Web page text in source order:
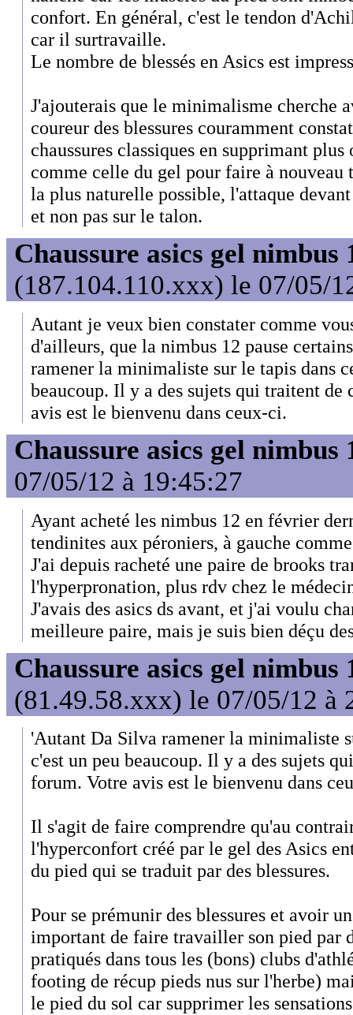
confort. En général, c'est le tendon
car il surtravaille.
Le nombre de blessés en Asics est
J'ajouterais que le minimalisme cherche
coureur des blessures couramment
chaussures classiques en supprimant
comme celle du gel pour faire à
la plus naturelle possible, l'attaque
et non pas sur le talon.
Chaussure asics gel nimbus
(187.104.110.xxx) le 07/05/
Autant je veux bien constater comme
d'ailleurs, que la nimbus 12 pause
ramener la minimaliste sur le tapis dans
beaucoup. Il y a des sujets qui traitent de
avis est le bienvenu dans ceux-ci.
Chaussure asics gel nimbus
07/05/12 à 19:45:27
Ayant acheté les nimbus 12 en février
tendinites aux péroniers, à gauche
J'ai depuis racheté une paire de brooks
l'hyperpronation, plus rdv chez le
J'avais des asics ds avant, et j'ai voulu
meilleure paire, mais je suis bien déçu
Chaussure asics gel nimbus
(81.49.58.xxx) le 07/05/12 à
'Autant Da Silva ramener la minimaliste
c'est un peu beaucoup. Il y a des sujets
forum. Votre avis est le bienvenu dans
Il s'agit de faire comprendre qu'au
l'hyperconfort créé par le gel des Asics
du pied qui se traduit par des blessures.
Pour se prémunir des blessures et avoir
important de faire travailler son pied par
pratiqués dans tous les (bons) clubs
footing de récup pieds nus sur l'herbe)
le pied du sol car supprimer les